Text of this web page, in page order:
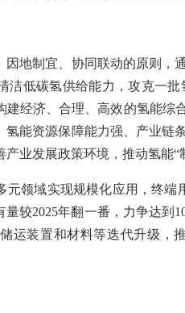
制宜、协同联动的原则，
洁低碳氢供给能力，攻克一
经济、合理、高效的氢能综
氢能资源保障能力强、产业
业发展政策环境，推动氢能“
领域实现规模化应用，终端
较2025年翻一番，力争达
运装置和材料等迭代升级，